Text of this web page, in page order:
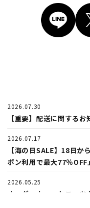
2026.07.30
【重要】配送に関するお
2026.07.17
【海の日SALE】18日
ポン利用で最大77％OFF」
2026.05.25
オーダーウェットスー